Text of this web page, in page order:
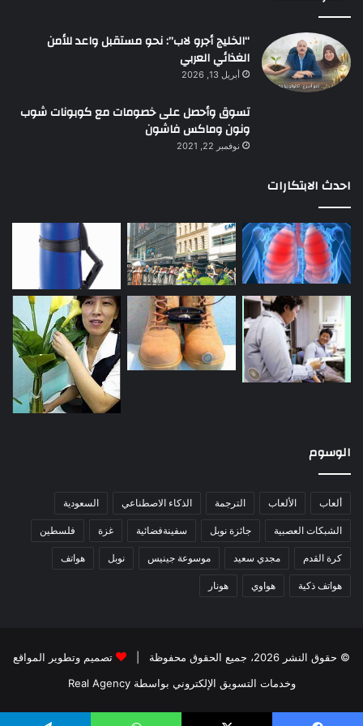
“الخليج أجرو لاب”: نحو مستقبل واعد للأمن
الغذائي العربي
أبريل 13, 2026
تسوق وأحصل على خصومات مع كوبونات شوب
ونون وماكس فاشون
نوفمبر 22, 2021
احدث الابتكارات
الوسوم
ألعاب الألعاب الترجمة الذكاء الاصطناعي السعودية
الشبكات العصبية جائزة نوبل سفينةفضائية غزة فلسطين
كرة القدم مجدي سعيد موسوعة جينيس نوبل هواتف
هواتف ذكية هواوي هونار
© حقوق النشر 2026، جميع الحقوق محفوظة |
تصميم وتطوير المواقع
وخدمات التسويق الإلكتروني بواسطة Real Agency